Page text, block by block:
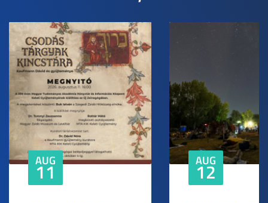
AUG
11 AUG
12